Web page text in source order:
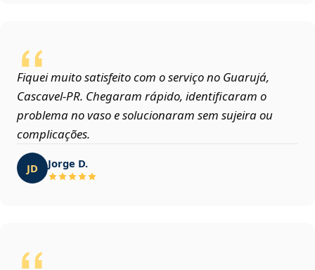
Fiquei muito satisfeito com o serviço no Guarujá,
Cascavel‑PR. Chegaram rápido, identificaram o
problema no vaso e solucionaram sem sujeira ou
complicações.
JD Jorge D.